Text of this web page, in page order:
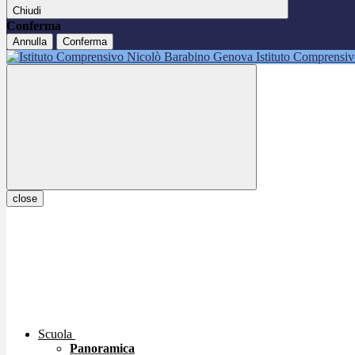
Chiudi
Conferma
Annulla Conferma
Istituto
close
Scuola
Panoramica